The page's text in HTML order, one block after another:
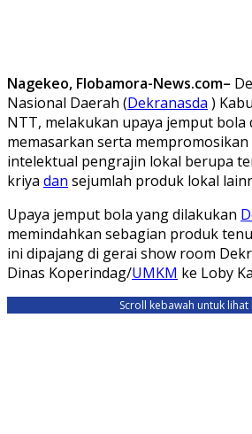
Nagekeo, Flobamora-News.com–
Nasional Daerah (Dekranasda )
NTT, melakukan upaya jemput bola
memasarkan serta
intelektual pengrajin lokal berupa
kriya dan sejumlah produk lokal
Upaya jemput bola yang dilakukan
memindahkan sebagian produk
ini dipajang di gerai show room
Dinas Koperindag/UMKM ke Loby
Scroll kebawah untuk lihat